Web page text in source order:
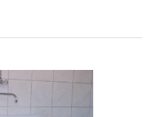
0,25 - 0,5%
15
verwenden. Vor
N-63585